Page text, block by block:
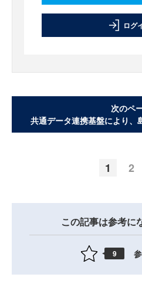
ログ
次のペ
共通データ連携基盤により、
1 2
この記事は参考に
9